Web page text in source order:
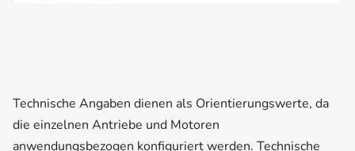
Technische Angaben dienen als Orientierungswerte, da
die einzelnen Antriebe und Motoren
anwendungsbezogen konfiguriert werden. Technische